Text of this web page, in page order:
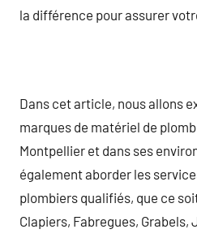
la différence pour assurer
Dans cet article, nous allons
marques de matériel de
Montpellier et dans ses
également aborder les
plombiers qualifiés, que ce
Clapiers, Fabregues, Grabels,